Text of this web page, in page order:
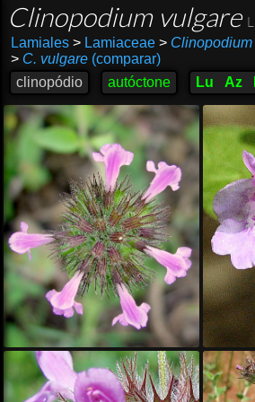
Clinopodium vulgare
Lamiales >Lamiaceae > Clinopodium
> C. vulgare(comparar)
clinopódio
autóctone Lu Az